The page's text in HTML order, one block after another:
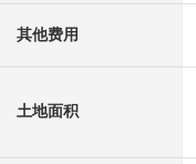
其他费用
土地面积